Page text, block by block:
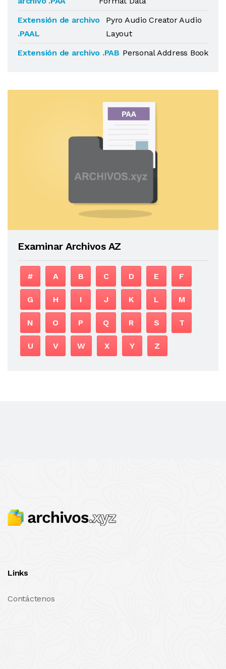
Extensión de archivo
.PAAL
Pyro Audio Creator Audio
Layout
Extensión de archivo .PAB Personal Address Book
Examinar Archivos AZ
# A B C D E F
G H I J K L M
N O P Q R S T
U V W X Y Z
Links
Contáctenos